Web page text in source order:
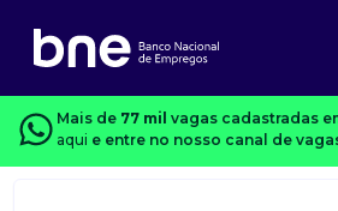
Mais de 77 mil vagas cadastradas
aqui e entre no nosso canal de